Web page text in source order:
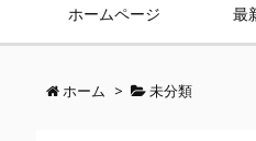
ホームページ 最
ホーム > 未分類